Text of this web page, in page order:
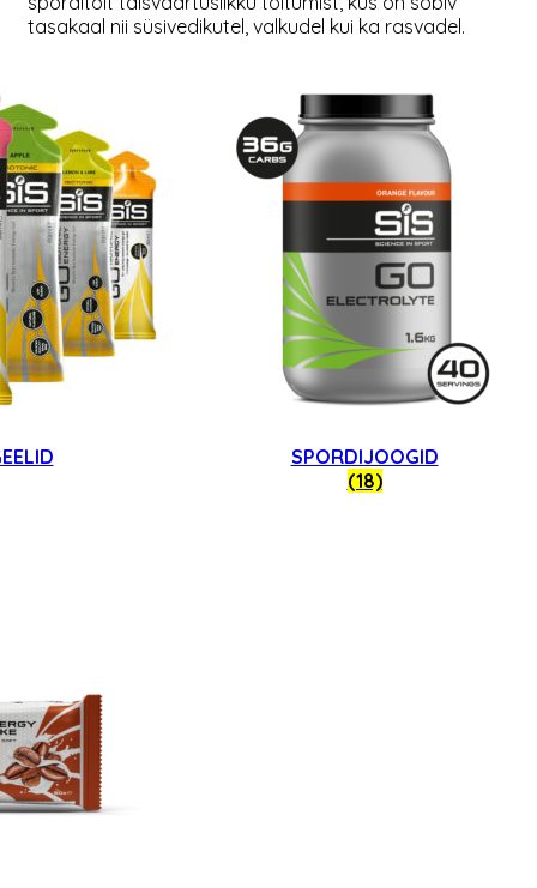
tasakaal nii süsivedikutel, valkudel kui ka rasvadel.
SPORDIJOOGID
(18)